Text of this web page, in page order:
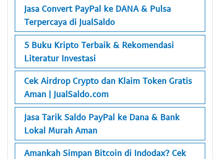
Jasa Convert PayPal ke DANA & Pulsa
Terpercaya di JualSaldo
5 Buku Kripto Terbaik & Rekomendasi
Literatur Investasi
Cek Airdrop Crypto dan Klaim Token Gratis
Aman | JualSaldo.com
Jasa Tarik Saldo PayPal ke Dana & Bank
Lokal Murah Aman
Amankah Simpan Bitcoin di Indodax? Cek